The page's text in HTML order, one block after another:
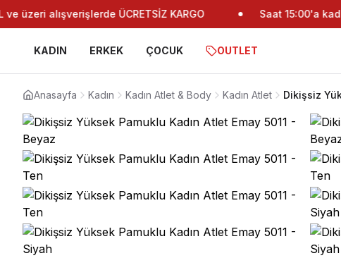
üzeri alışverişlerde ÜCRETSİZ KARGO Saat 15:00'a
KADIN ERKEK ÇOCUK OUTLET
Anasayfa Kadın Kadın Atlet & Body Kadın Atlet Dikişsiz